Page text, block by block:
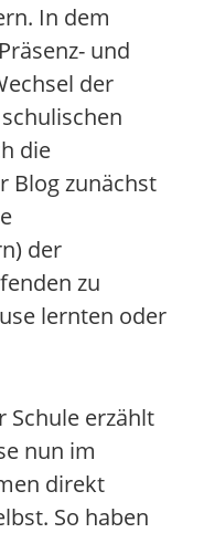
In dem
und
der
die
Blog zunächst
der
zu
lernten oder
Schule erzählt
nun im
direkt
So haben